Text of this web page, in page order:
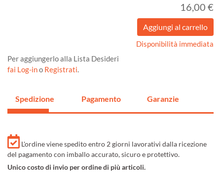
16,00 €
Disponibilità immediata
Per aggiungerlo alla Lista Desideri
fai Log-ino Registrati.
Spedizione Pagamento Garanzie
L'ordine viene spedito entro 2 giorni lavorativi dalla ricezione
del pagamento con imballo accurato, sicuro e protettivo.
Unico costo di invio per ordine di più articoli.